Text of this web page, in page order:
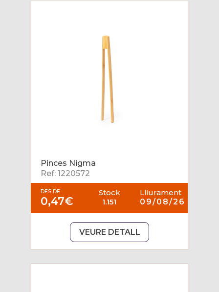
Pinces Nigma
Ref: 1220572
DES DE
0,47€
Stock
1.151
Lliurament
09/08/26
VEURE DETALL